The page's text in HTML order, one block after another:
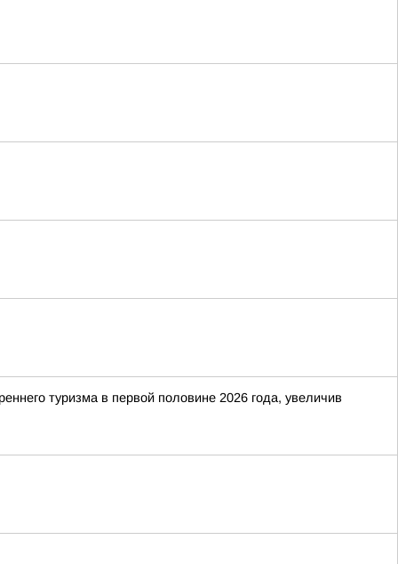
туризма в первой половине 2026 года, увеличив